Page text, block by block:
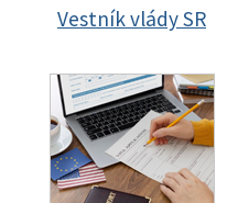
Vestník vlády SR